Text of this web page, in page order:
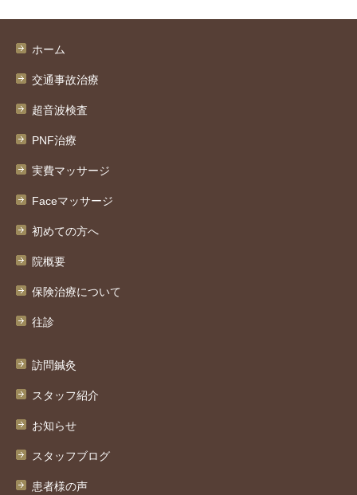
ホーム
交通事故治療
超音波検査
PNF治療
実費マッサージ
Faceマッサージ
初めての方へ
院概要
保険治療について
往診
訪問鍼灸
スタッフ紹介
お知らせ
スタッフブログ
患者様の声